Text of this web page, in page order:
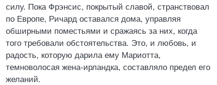
силу. Пока Фрэнсис, покрытый славой, странствовал
по Европе, Ричард оставался дома, управляя
обширными поместьями и сражаясь за них, когда
того требовали обстоятельства. Это, и любовь, и
радость, которую дарила ему Мариотта,
темноволосая жена-ирландка, составляло предел его
желаний.